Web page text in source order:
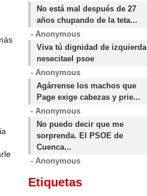
No está mal después de 27
años chupando de la teta...
- Anonymous
Viva tú dignidad de izquierda
nesecitael psoe
- Anonymous
Agárrense los machos que
Page exige cabezas y prie...
- Anonymous
No puedo decir que me
sorprenda. El PSOE de
Cuenca...
- Anonymous
Etiquetas